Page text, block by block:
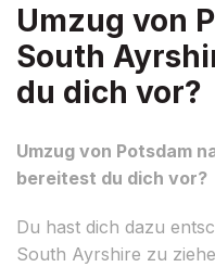
Umzug von
South
du dich vor?
Umzug von Potsdam
bereitest du dich vor?
Du hast dich dazu
South Ayrshire zu